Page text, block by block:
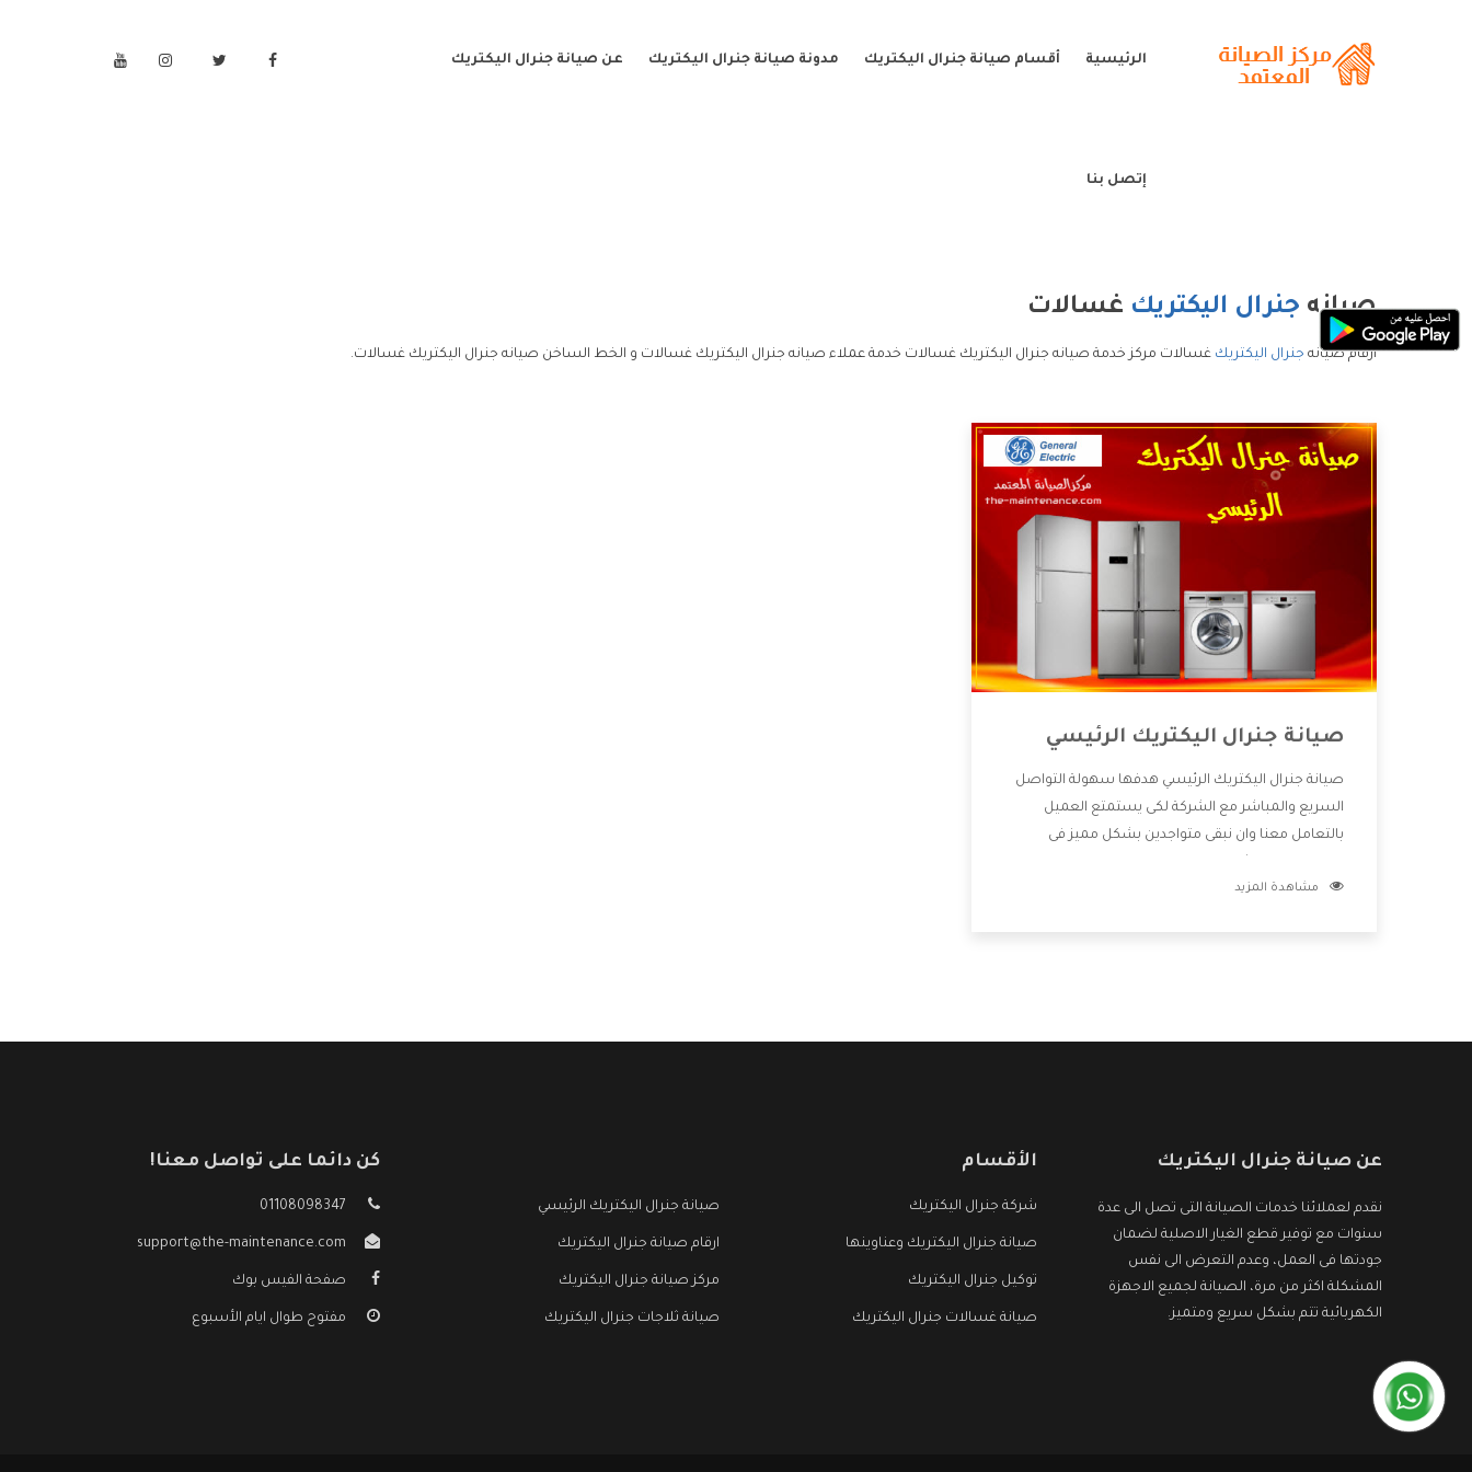
الرئيسية أقسام صيانة جنرال اليكتريك مدونة صيانة جنرال اليكتريك عن صيانة جنرال اليكتريك
إتصل بنا
صيانه جنرال اليكتريك غسالات
ارقام صيانه جنرال اليكتريك غسالات مركز خدمة صيانه جنرال اليكتريك غسالات خدمة عملاء صيانه جنرال اليكتريك غسالات و الخط الساخن صيانه جنرال اليكتريك غسالات.
صيانة جنرال اليكتريك الرئيسي
صيانة جنرال اليكتريك الرئيسي هدفها سهولة التواصل
السريع والمباشر مع الشركة لكى يستمتع العميل
بالتعامل معنا وان نبقى متواجدين بشكل مميز فى
للعميل وان يستمتع بالخدمات التى تنفرد الشركة بها
مشاهدة المزيد
عن صيانة جنرال اليكتريك
نقدم لعملائنا خدمات الصيانة التى تصل الى عدة
سنوات مع توفير قطع الغيار الاصلية لضمان
جودتها فى العمل، وعدم التعرض الى نفس
المشكلة اكثر من مرة، الصيانة لجميع الاجهزة
الكهربائية تتم بشكل سريع ومتميز.
الأقسام
شركة جنرال اليكتريك صيانة جنرال اليكتريك الرئيسي
صيانة جنرال اليكتريك وعناوينها ارقام صيانة جنرال اليكتريك
توكيل جنرال اليكتريك مركز صيانة جنرال اليكتريك
صيانة غسالات جنرال اليكتريك صيانة ثلاجات جنرال اليكتريك
كن دائما على تواصل معنا!
01108098347
support@the-maintenance.com
صفحة الفيس بوك
مفتوح طوال ايام الأسبوع